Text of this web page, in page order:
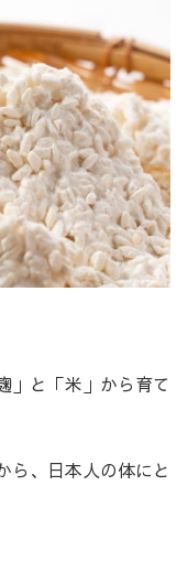
」と「米」から育て
ら、日本人の体にと